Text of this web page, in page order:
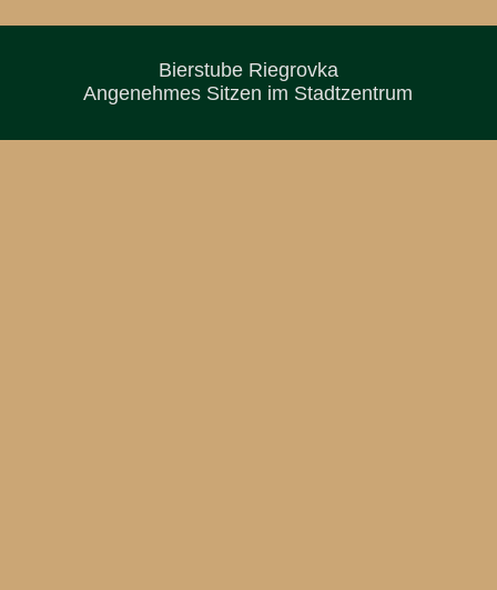
Bierstube Riegrovka
Angenehmes Sitzen im Stadtzentrum